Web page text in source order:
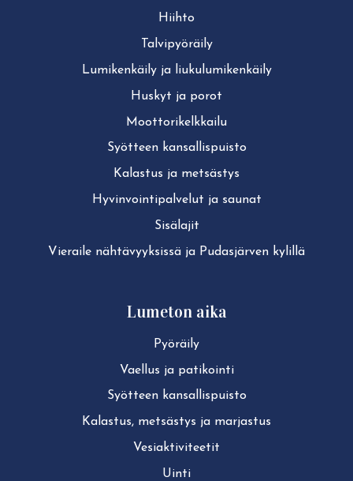
Hiihto
Tal­vi­pyö­räi­ly
Lu­mi­ken­käi­ly ja liu­ku­lu­mi­ken­käi­ly
Huskyt ja porot
Moot­to­ri­kelk­kai­lu
Syötteen kan­sal­lis­puis­to
Kalastus ja metsästys
Hy­vin­voin­ti­pal­ve­lut ja saunat
Sisälajit
Vieraile näh­tä­vyyk­sis­sä ja Pudasjärven kylillä
Lumeton aika
Pyöräily
Vaellus ja patikointi
Syötteen kan­sal­lis­puis­to
Kalastus, metsästys ja marjastus
Ve­siak­ti­vi­tee­tit
Uinti